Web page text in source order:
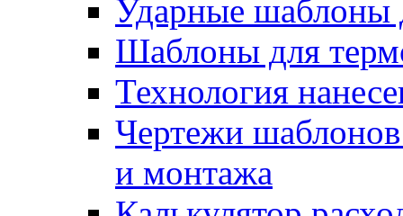
Ударные шаблоны
Шаблоны для
Технология
Чертежи шаблонов
и монтажа